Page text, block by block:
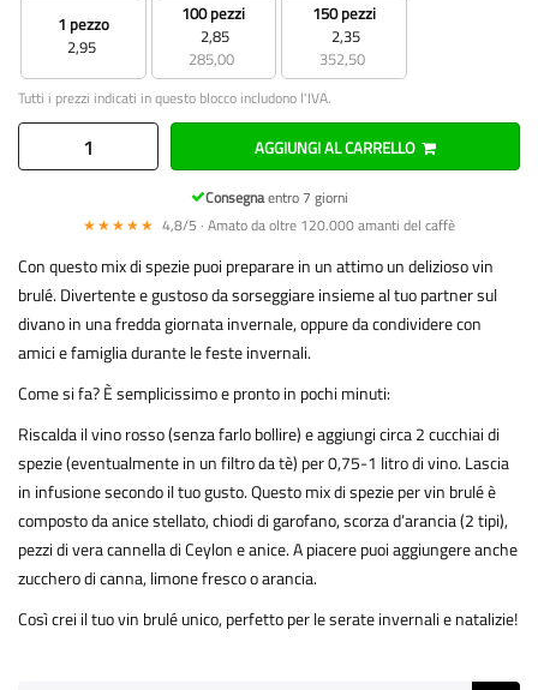
1 pezzo
2,95
100 pezzi
2,85
285,00
150 pezzi
2,35
352,50
Tutti i prezzi indicati in questo blocco includono l'IVA.
AGGIUNGI AL CARRELLO
Consegnaentro 7 giorni
★★★★★ 4,8/5 · Amato da oltre 120.000 amanti del caffè
Con questo mix di spezie puoi preparare in un attimo un delizioso vin
brulé. Divertente e gustoso da sorseggiare insieme al tuo partner sul
divano in una fredda giornata invernale, oppure da condividere con
amici e famiglia durante le feste invernali.
Come si fa? È semplicissimo e pronto in pochi minuti:
Riscalda il vino rosso (senza farlo bollire) e aggiungi circa 2 cucchiai di
spezie (eventualmente in un filtro da tè) per 0,75-1 litro di vino. Lascia
in infusione secondo il tuo gusto. Questo mix di spezie per vin brulé è
composto da anice stellato, chiodi di garofano, scorza d’arancia (2 tipi),
pezzi di vera cannella di Ceylon e anice. A piacere puoi aggiungere anche
zucchero di canna, limone fresco o arancia.
Così crei il tuo vin brulé unico, perfetto per le serate invernali e natalizie!